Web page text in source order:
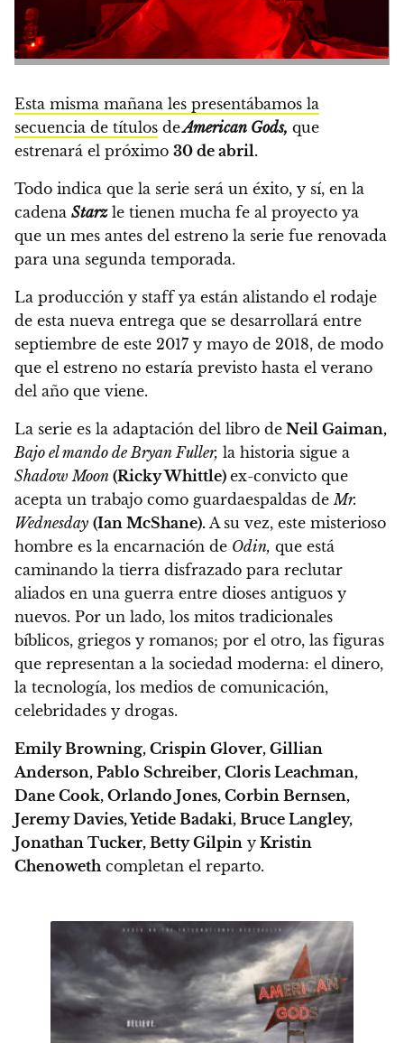
Esta misma mañana les presentábamos la
secuencia de títulos deAmerican Gods, que
estrenará el próximo 30 de abril.
Todo indica que la serie será un éxito, y sí, en la
cadena Starzle tienen mucha fe al proyecto ya
que un mes antes del estreno la serie fue renovada
para una segunda temporada.
La producción y staff ya están alistando el rodaje
de esta nueva entrega que se desarrollará entre
septiembre de este 2017 y mayo de 2018, de modo
que el estreno no estaría previsto hasta el verano
del año que viene.
La serie es la adaptación del libro de Neil Gaiman,
Bajo el mando de Bryan Fuller, la historia sigue a
Shadow Moon (Ricky Whittle) ex-convicto que
acepta un trabajo como guardaespaldas de Mr.
Wednesday (Ian McShane). A su vez, este misterioso
hombre es la encarnación de Odin, que está
caminando la tierra disfrazado para reclutar
aliados en una guerra entre dioses antiguos y
nuevos. Por un lado, los mitos tradicionales
bíblicos, griegos y romanos; por el otro, las figuras
que representan a la sociedad moderna: el dinero,
la tecnología, los medios de comunicación,
celebridades y drogas.
Emily Browning, Crispin Glover, Gillian
Anderson, Pablo Schreiber, Cloris Leachman,
Dane Cook, Orlando Jones, Corbin Bernsen,
Jeremy Davies, Yetide Badaki, Bruce Langley,
Jonathan Tucker, Betty Gilpin y Kristin
Chenoweth completan el reparto.